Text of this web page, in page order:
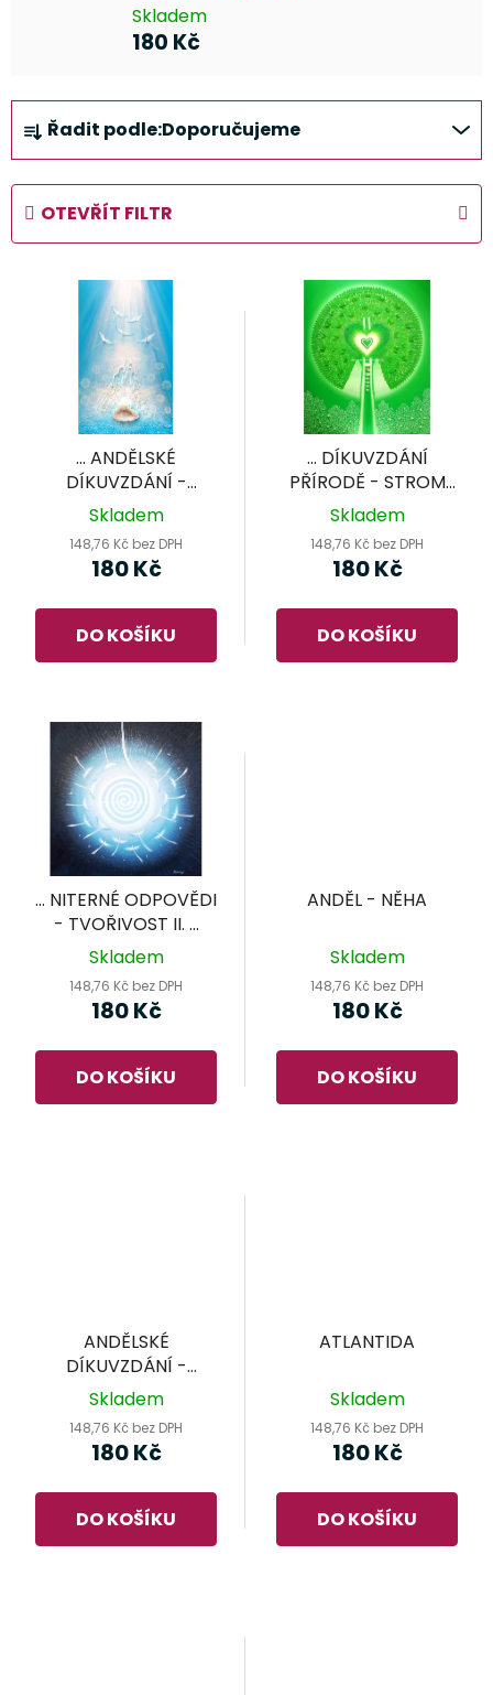
Skladem
180 Kč
Ř
a
z
e
n
Řadit podle:Doporučujeme
OTEVŘÍT FILTR
... ANDĚLSKÉ
DÍKUVZDÁNÍ -
KŘIŠŤÁLOVÁ KRAJINA
Skladem
148,76 Kč bez DPH
180 Kč
DO KOŠÍKU
... DÍKUVZDÁNÍ
PŘÍRODĚ - STROM
ŽIVOTA II.
Skladem
148,76 Kč bez DPH
180 Kč
DO KOŠÍKU
... NITERNÉ ODPOVĚDI
- TVOŘIVOST II. ...
Skladem
148,76 Kč bez DPH
180 Kč
DO KOŠÍKU
ANDĚL - NĚHA
Skladem
148,76 Kč bez DPH
180 Kč
DO KOŠÍKU
ANDĚLSKÉ
DÍKUVZDÁNÍ -
KŘIŠŤÁLOVÁ KRAJINA
Skladem
148,76 Kč bez DPH
180 Kč
DO KOŠÍKU
ATLANTIDA
Skladem
148,76 Kč bez DPH
180 Kč
DO KOŠÍKU